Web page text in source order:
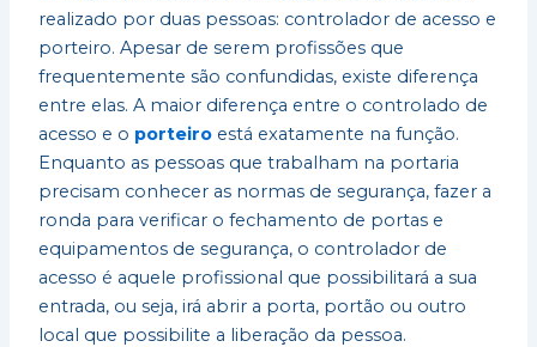
realizado por duas pessoas: controlador de acesso e
porteiro. Apesar de serem profissões que
frequentemente são confundidas, existe diferença
entre elas. A maior diferença entre o controlado de
acesso e o porteiro está exatamente na função.
Enquanto as pessoas que trabalham na portaria
precisam conhecer as normas de segurança, fazer a
ronda para verificar o fechamento de portas e
equipamentos de segurança, o controlador de
acesso é aquele profissional que possibilitará a sua
entrada, ou seja, irá abrir a porta, portão ou outro
local que possibilite a liberação da pessoa.